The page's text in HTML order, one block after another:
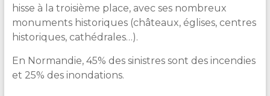
hisse à la troisième place, avec ses nombreux
monuments historiques (châteaux, églises, centres
historiques, cathédrales…).
En Normandie, 45% des sinistres sont des incendies
et 25% des inondations.